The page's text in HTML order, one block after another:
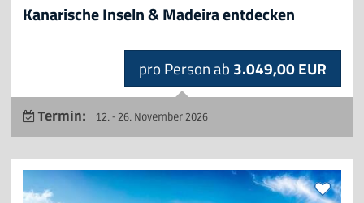
Kanarische Inseln & Madeira entdecken
pro Person ab 3.049,00 EUR
Termin: 12. - 26. November 2026